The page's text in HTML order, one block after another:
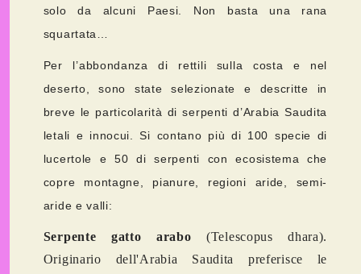
solo da alcuni Paesi. Non basta una rana
squartata…
Per l’abbondanza di rettili sulla costa e nel
deserto, sono state selezionate e descritte in
breve le particolarità di serpenti d’Arabia Saudita
letali e innocui. Si contano più di 100 specie di
lucertole e 50 di serpenti con ecosistema che
copre montagne, pianure, regioni aride, semi-
aride e valli:
Serpente gatto arabo (Telescopus dhara).
Originario dell'Arabia Saudita preferisce le